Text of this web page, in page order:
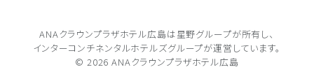
ANAクラウンプラザホテル広島は星野グループが所有し、
インターコンチネンタルホテルズグループが運営しています。
© 2026 ANAクラウンプラザホテル広島